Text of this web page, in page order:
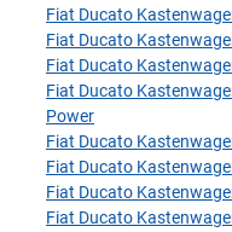
Fiat Ducato
Fiat Ducato
Fiat Ducato
Fiat Ducato
Power
Fiat Ducato
Fiat Ducato
Fiat Ducato
Fiat Ducato